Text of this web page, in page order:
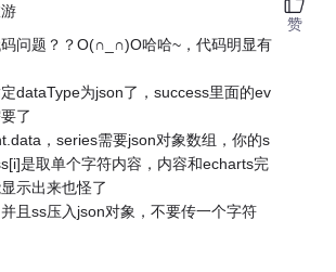
问题？？O(∩_∩)O哈哈~，代码明显有
dataType为json了，success里面的ev
了
，series需要json对象数组，你的s
是取单个字符内容，内容和echarts完
示出来也怪了
且ss压入json对象，不要传一个字符
赞